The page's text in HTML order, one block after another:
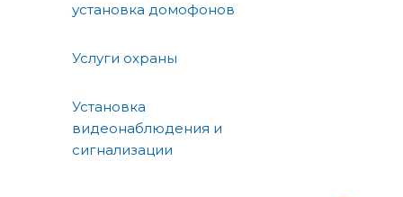
установка домофонов
Услуги охраны
Установка
видеонаблюдения и
сигнализации